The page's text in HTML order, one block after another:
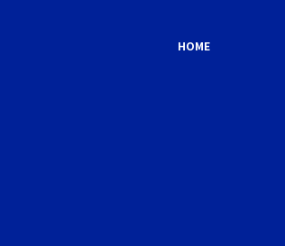
HOME